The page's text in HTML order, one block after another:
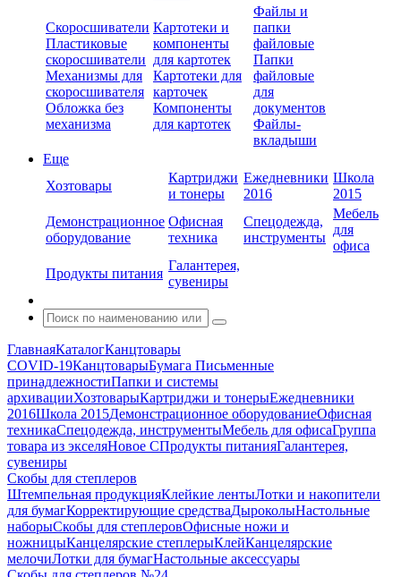
Скоросшиватели
Пластиковые
скоросшиватели
Механизмы для
скоросшивателя
Обложка без
механизма
Картотеки и
компоненты
для картотек
Картотеки для
карточек
Компоненты
для картотек
Файлы и
папки
файловые
Папки
файловые
для
документов
Файлы-
вкладыши
Еще
Хозтовары
Картриджи
и тонеры
Ежедневники
2016
Школа
2015
Демонстрационное
оборудование
Офисная
техника
Спецодежда,
инструменты
Мебель
для
офиса
Продукты питания
Галантерея,
сувениры
ГлавнаяКаталогКанцтовары
COVID-19КанцтоварыБумага Письменные
принадлежностиПапки и системы
архивацииХозтоварыКартриджи и тонерыЕжедневники
2016Школа 2015Демонстрационное оборудованиеОфисная
техникаСпецодежда, инструментыМебель для офисаГруппа
товара из экселяНовое СПродукты питанияГалантерея,
сувениры
Скобы для степлеров
Штемпельная продукцияКлейкие лентыЛотки и накопители
для бумагКорректирующие средстваДыроколыНастольные
наборыСкобы для степлеровОфисные ножи и
ножницыКанцелярские степлерыКлейКанцелярские
мелочиЛотки для бумагНастольные аксессуары